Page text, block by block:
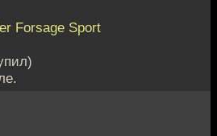
Forsage Sport